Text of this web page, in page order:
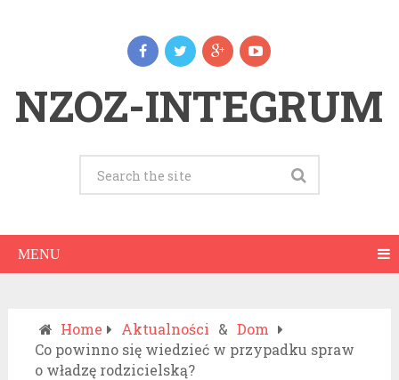
NZOZ-INTEGRUM
MENU
Home Aktualności & Dom
Co powinno się wiedzieć w przypadku spraw
o władzę rodzicielską?